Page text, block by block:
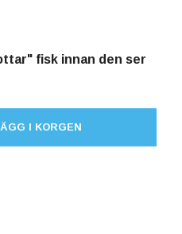
fisk innan den ser
I KORGEN